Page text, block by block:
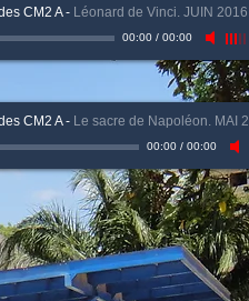
CM2 A- Léonard de Vinci. JUIN 2016
00:00/ 00:00
CM2 A- Le sacre de Napoléon. MAI
00:00/ 00:00